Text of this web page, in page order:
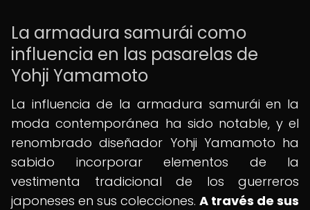
La armadura samurái como
influencia en las pasarelas de
Yohji Yamamoto
La influencia de la armadura samurái en la
moda contemporánea ha sido notable, y el
renombrado diseñador Yohji Yamamoto ha
sabido incorporar elementos de la
vestimenta tradicional de los guerreros
japoneses en sus colecciones. A través de sus